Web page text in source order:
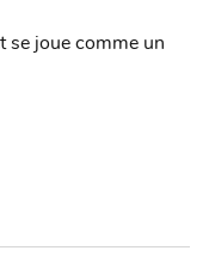
se joue comme un